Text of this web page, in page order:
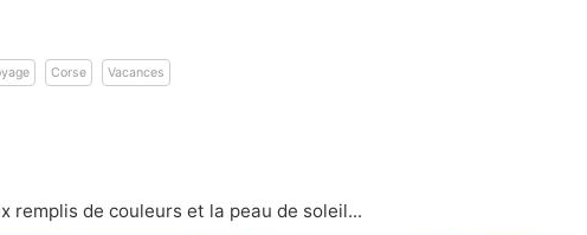
Corse Vacances
remplis de couleurs et la peau de soleil...